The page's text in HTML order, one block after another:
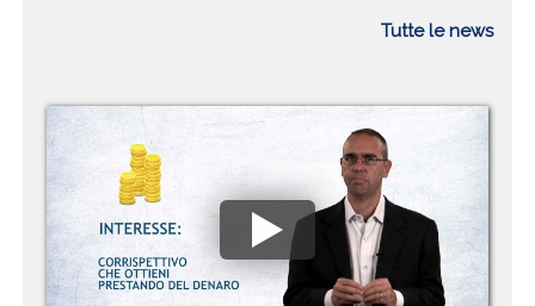
Tutte le news